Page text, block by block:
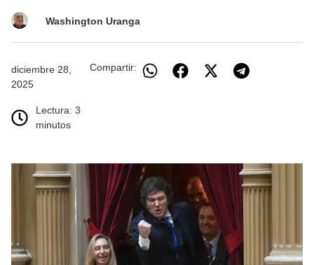
Washington Uranga
diciembre 28,
2025
Lectura: 3
minutos
Compartir: